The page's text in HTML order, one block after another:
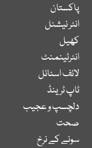
پاکستان
انٹر نیشنل
کھیل
انٹرٹینمنٹ
لائف اسٹائل
ٹاپ ٹرینڈ
دلچسپ و عجیب
صحت
سونے کے نرخ